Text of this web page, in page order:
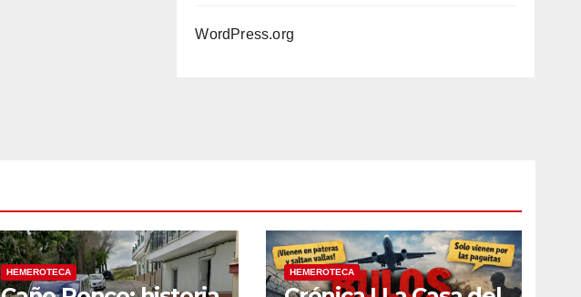
WordPress.org
HEMEROTECA HEMEROTECA